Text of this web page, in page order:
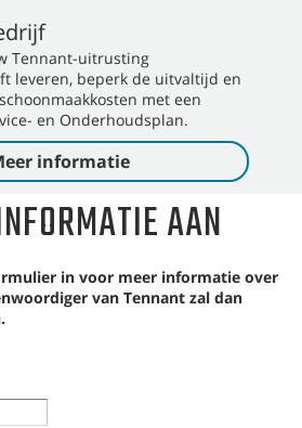
Tennant-uitrusting
leveren, beperk de uitvaltijd en
met een
en Onderhoudsplan.
informatie
AAN
in voor meer informatie over
van Tennant zal dan